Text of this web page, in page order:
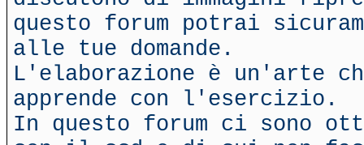
questo forum potrai
alle tue domande.
L'elaborazione è un'arte
apprende con l'esercizio.
In questo forum ci sono